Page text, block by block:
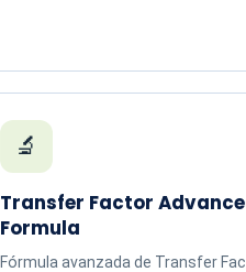
🔬
Transfer Factor
Formula
Fórmula avanzada de Transfer